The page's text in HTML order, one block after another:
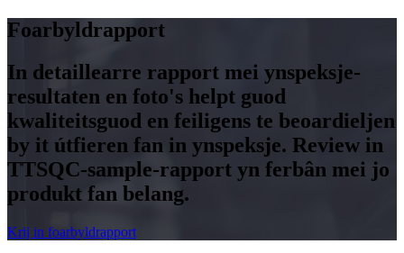
Foarbyldrapport
In detaillearre rapport mei ynspeksje-
resultaten en foto's helpt guod
kwaliteitsguod en feiligens te beoardieljen
by it útfieren fan in ynspeksje. Review in
TTSQC-sample-rapport yn ferbân mei jo
produkt fan belang.
Krij in foarbyldrapport